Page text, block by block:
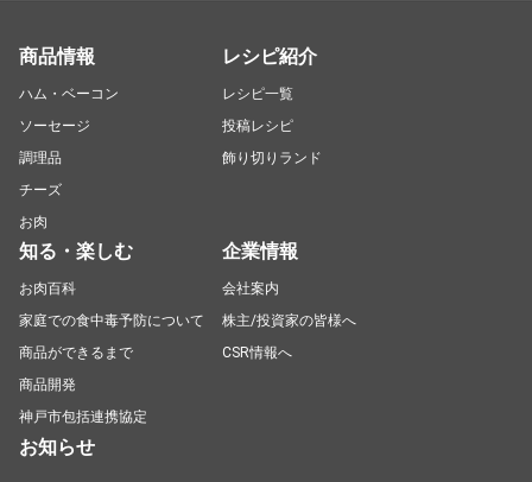
商品情報
ハム・ベーコン
ソーセージ
調理品
チーズ
お肉
レシピ紹介
レシピ一覧
投稿レシピ
飾り切りランド
知る・楽しむ
お肉百科
家庭での食中毒予防について
商品ができるまで
商品開発
神戸市包括連携協定
企業情報
会社案内
株主/投資家の皆様へ
CSR情報へ
お知らせ